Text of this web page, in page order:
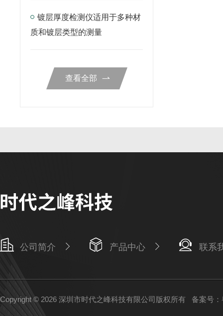
镀层厚度检测仪适用于多种材
质和镀层类型的测量
查看全部
公司简介 产品中心 联系
Copyright © 2026 深圳市时代之峰科技有限公司版权所有 备案号